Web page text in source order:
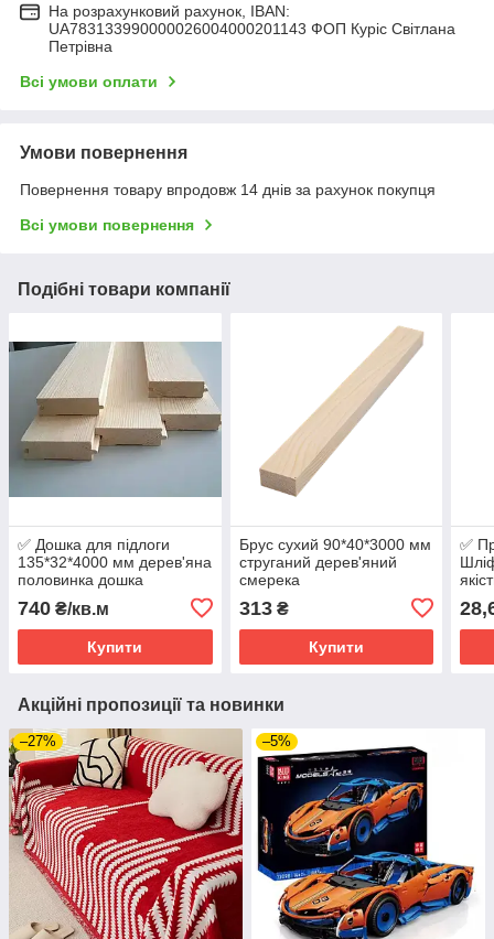
На розрахунковий рахунок, IBAN:
UA783133990000026004000201143 ФОП Куріс Світлана
Петрівна
Всі умови оплати
Умови повернення
Повернення товару впродовж 14 днів за рахунок покупця
Всі умови повернення
Подібні товари компанії
✅ Дошка для підлоги
135*32*4000 мм дерев'яна
половинка дошка
740 ₴/кв.м
Купити
Брус сухий 90*40*3000 мм
струганий дерев'яний
смерека
313₴
Купити
✅
Акційні пропозиції та новинки
–27% –5%